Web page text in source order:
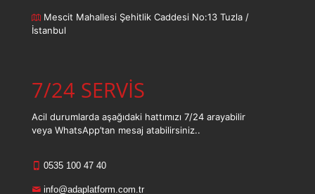
Mescit Mahallesi Şehitlik Caddesi No:13 Tuzla /
İstanbul
7/24 SERVİS
Acil durumlarda aşağıdaki hattımızı 7/24 arayabilir
veya WhatsApp’tan mesaj atabilirsiniz..
0535 100 47 40
info@adaplatform.com.tr